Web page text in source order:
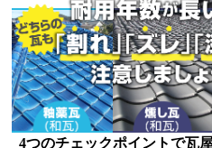
4つのチェックポイントで瓦